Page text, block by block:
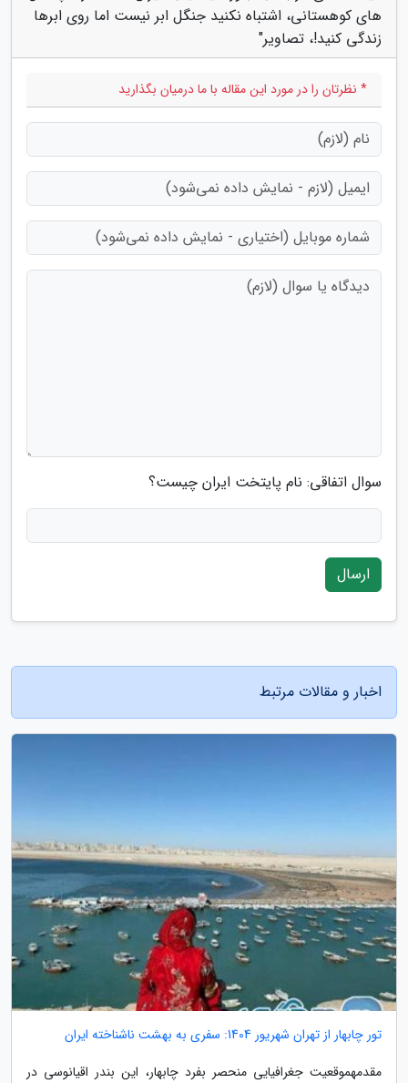
های کوهستانی، اشتباه نکنید جنگل ابر نیست اما روی ابرها
زندگی کنید!، تصاویر"
* نظرتان را در مورد این مقاله با ما درمیان بگذارید
سوال اتفاقی: نام پایتخت ایران چیست؟
ارسال
اخبار و مقالات مرتبط
تور چابهار از تهران شهریور 1404: سفری به بهشت ناشناخته ایران
مقدمهموقعیت جغرافیایی منحصر بفرد چابهار، این بندر اقیانوسی در